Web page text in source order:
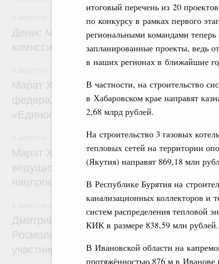
итоговый перечень из 20
по конкурсу в рамках первого
региональными командами теперь
запланированные проекты, ведь
в наших регионах в ближайшие
В частности, на строительство
в Хабаровском крае направят
2,68 млрд рублей.
На строительство 3 газовых
тепловых сетей на территории
(Якутия) направят 869,18 млн
В Республике Бурятия на
канализационных коллекторов и
систем распределения тепловой
КИК в размере 838,59 млн рублей.
В Ивановской области на
протяжённостью 876 м в Иванове
Денис Мантуров провёл заседание
комиссии по промышленности
Марат Хуснуллин: Более 130
федерального значения построено под
«Единого заказчика»
Национальный проект «Инфраструктура
Марат Хуснуллин: Порядка 200
ведущих к спортивным объектам,
нацпроекту «Инфраструктура для
Молодёжная политика
Дмитрий Чернышенко, Сергей Кравцов и
Росмолодёжи Григорий Гуров
участников проекта «Кольцо открытий»